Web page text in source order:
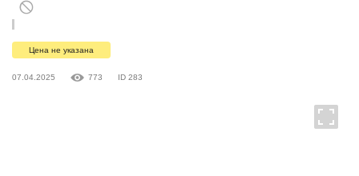
Цена не указана
07.04.2025 773 ID 283